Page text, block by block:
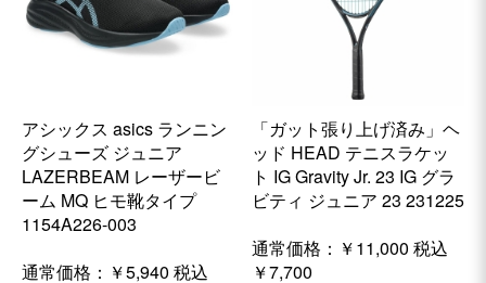
アシックス asics ランニン
グシューズ ジュニア
LAZERBEAM レーザービ
ーム MQ ヒモ靴タイプ
1154A226-003
通常価格： ￥5,940 税込
「ガット張り上げ済み」ヘ
ッド HEAD テニスラケッ
ト IG Gravity Jr. 23 IG グラ
ビティ ジュニア 23 231225
通常価格： ￥11,000 税込
￥7,700